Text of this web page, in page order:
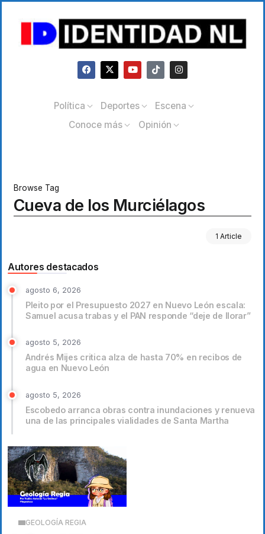
Política Deportes
Escena
Conoce más
Opinión
Browse Tag
Cueva de los Murciélagos
1 Article
Autores destacados
agosto 6, 2026
Pleito por el Presupuesto 2027 en Nuevo León escala:
Samuel acusa trabas y el PAN responde “deje de llorar”
agosto 5, 2026
Andrés Mijes critica alza de hasta 70% en recibos de
agua en Nuevo León
agosto 5, 2026
Escobedo arranca obras contra inundaciones y renueva
una de las principales vialidades de Santa Martha
GEOLOGÍA REGIA